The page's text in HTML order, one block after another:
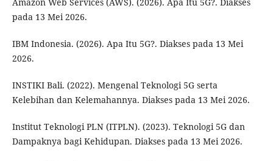
pada 13 Mei 2026.
IBM Indonesia. (2026). Apa Itu 5G?. Diakses pada 13 Mei
2026.
INSTIKI Bali. (2022). Mengenal Teknologi 5G serta
Kelebihan dan Kelemahannya. Diakses pada 13 Mei 2026.
Institut Teknologi PLN (ITPLN). (2023). Teknologi 5G dan
Dampaknya bagi Kehidupan. Diakses pada 13 Mei 2026.